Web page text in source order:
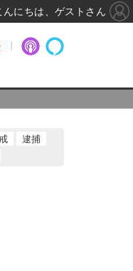
逮捕
んにちは、ゲストさん